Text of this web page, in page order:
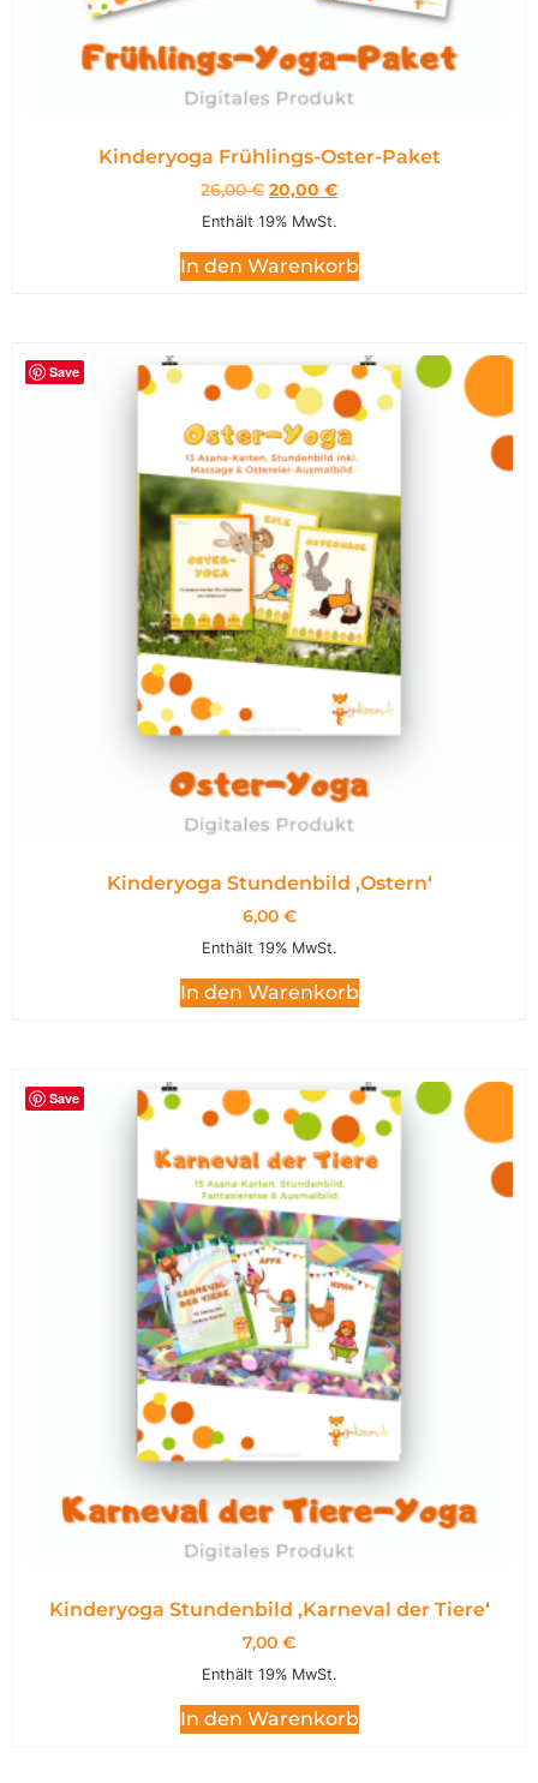
Kinderyoga Frühlings-Oster-Paket
26,00€ 20,00 €
Enthält 19% MwSt.
In den Warenkorb
Save
Kinderyoga Stundenbild ,Ostern‘
6,00 €
Enthält 19% MwSt.
In den Warenkorb
Save
Kinderyoga Stundenbild ,Karneval der Tiere‘
7,00 €
Enthält 19% MwSt.
In den Warenkorb